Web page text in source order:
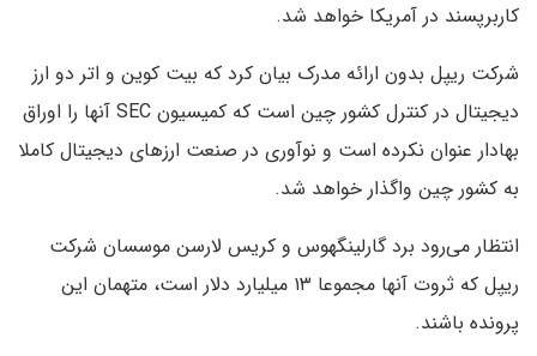
کاربرپسند در آمریکا خواهد شد.
شرکت ریپل بدون ارائه مدرک بیان کرد که بیت کوین و اتر دو ارز
دیجیتال در کنترل کشور چین است که کمیسیون SEC آنها را اوراق
بهادار عنوان نکرده است و نوآوری در صنعت ارزهای دیجیتال کاملا
به کشور چین واگذار خواهد شد.
انتظار می‌رود برد گارلینگهوس و کریس لارسن موسسان شرکت
ریپل که ثروت آنها مجموعا ۱۳ میلیارد دلار است، متهمان این
پرونده باشند.